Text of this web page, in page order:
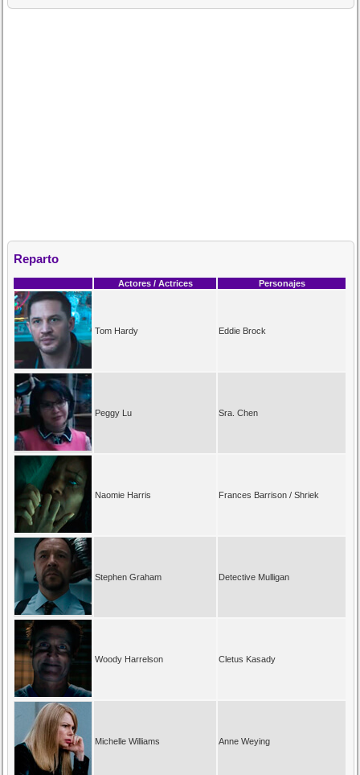
Reparto
Actores / Actrices Personajes
Tom Hardy Eddie Brock
Peggy Lu Sra. Chen
Naomie Harris Frances Barrison / Shriek
Stephen Graham Detective Mulligan
Woody Harrelson Cletus Kasady
Michelle Williams Anne Weying